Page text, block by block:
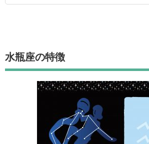
水瓶座の特徴